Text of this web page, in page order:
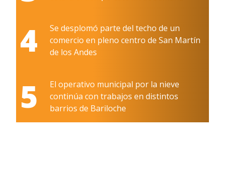
4
Se desplomó parte del techo de un
comercio en pleno centro de San Martín
de los Andes
5
El operativo municipal por la nieve
continúa con trabajos en distintos
barrios de Bariloche